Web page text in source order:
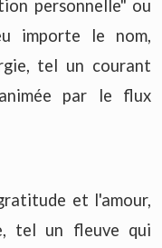
personnelle" ou
importe le nom,
tel un courant
par le flux
et l'amour,
tel un fleuve qui